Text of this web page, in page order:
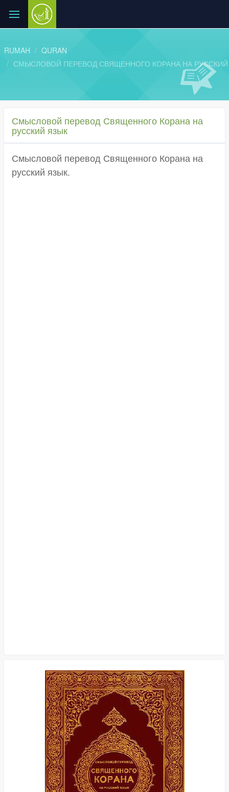
RUMAH
QURAN
СМЫСЛОВОЙ ПЕРЕВОД СВЯЩЕННОГО КОРАНА НА
Смысловой перевод Священного Корана на
русский язык
Смысловой перевод Священного Корана на
русский язык.